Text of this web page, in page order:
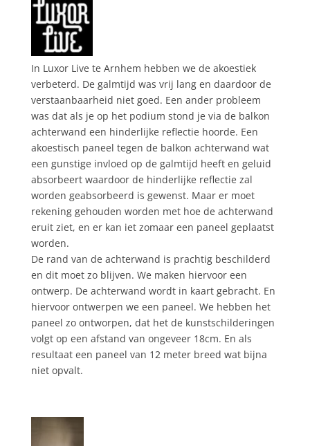
In Luxor Live te Arnhem hebben we de akoestiek
verbeterd. De galmtijd was vrij lang en daardoor de
verstaanbaarheid niet goed. Een ander probleem
was dat als je op het podium stond je via de balkon
achterwand een hinderlijke reflectie hoorde. Een
akoestisch paneel tegen de balkon achterwand wat
een gunstige invloed op de galmtijd heeft en geluid
absorbeert waardoor de hinderlijke reflectie zal
worden geabsorbeerd is gewenst. Maar er moet
rekening gehouden worden met hoe de achterwand
eruit ziet, en er kan iet zomaar een paneel geplaatst
worden.
De rand van de achterwand is prachtig beschilderd
en dit moet zo blijven. We maken hiervoor een
ontwerp. De achterwand wordt in kaart gebracht. En
hiervoor ontwerpen we een paneel. We hebben het
paneel zo ontworpen, dat het de kunstschilderingen
volgt op een afstand van ongeveer 18cm. En als
resultaat een paneel van 12 meter breed wat bijna
niet opvalt.